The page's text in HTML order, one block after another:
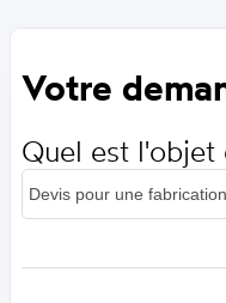
Votre
Quel est l'objet